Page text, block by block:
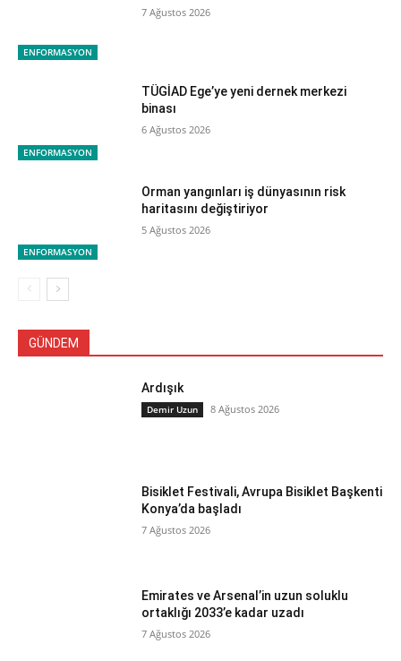
ENFORMASYON
7 Ağustos 2026
ENFORMASYON
TÜGİAD Ege’ye yeni dernek merkezi
binası
6 Ağustos 2026
ENFORMASYON
Orman yangınları iş dünyasının risk
haritasını değiştiriyor
5 Ağustos 2026
GÜNDEM
Ardışık
Demir Uzun 8 Ağustos 2026
Bisiklet Festivali, Avrupa Bisiklet Başkenti
Konya’da başladı
7 Ağustos 2026
Emirates ve Arsenal’in uzun soluklu
ortaklığı 2033’e kadar uzadı
7 Ağustos 2026